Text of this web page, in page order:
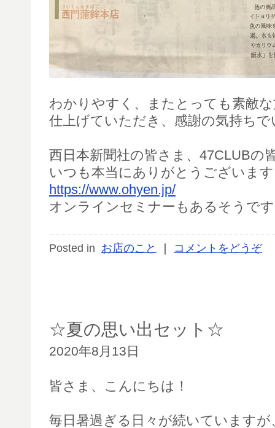
わかりやすく、またとっても素敵
仕上げていただき、感謝の気持ち
西日本新聞社の皆さま、47CLUBの
いつも本当にありがとうございま
https://www.ohyen.jp/
オンラインセミナーもあるそうで
Posted in お店のこと コメントをどうぞ
☆夏の思い出セット☆
2020年8月13日
皆さま、こんにちは！
毎日暑過ぎる日々が続いていますが